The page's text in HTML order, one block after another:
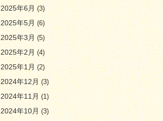
2025年6月(3)
2025年5月(6)
2025年3月(5)
2025年2月(4)
2025年1月(2)
2024年12月(3)
2024年11月(1)
2024年10月(3)